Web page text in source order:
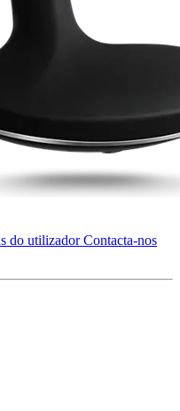
do utilizador Contacta-nos